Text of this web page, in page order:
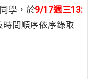
學，於9/17週三13:
間順序依序錄取